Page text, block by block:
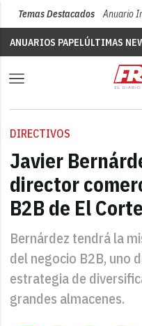
Temas Destacados Anuario
ANUARIOS PAPELÚLTIMAS
DIRECTIVOS
Javier
director
B2B de El
Bernárdez tendrá la
del negocio B2B, uno
estrategia de
grandes almacenes.